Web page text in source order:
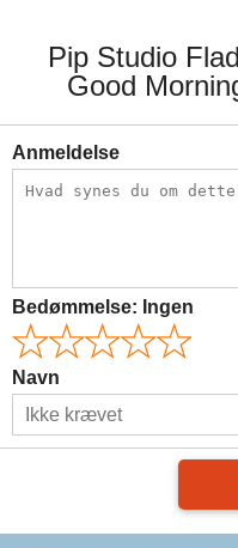
Pip Studio
Good
Anmeldelse
Bedømmelse: Ingen
Navn